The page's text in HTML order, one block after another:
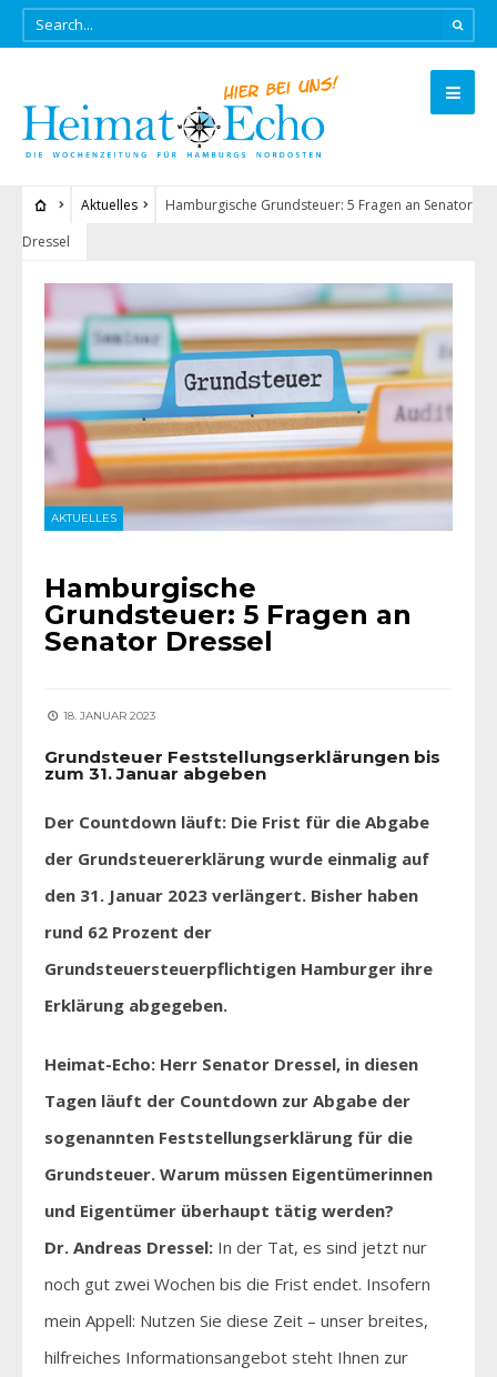
Aktuelles
Hamburgische Grundsteuer: 5 Fragen an Senator
Dressel
AKTUELLES
Hamburgische
Grundsteuer: 5 Fragen an
Senator Dressel
18. JANUAR 2023
Grundsteuer Feststellungserklärungen bis
zum 31. Januar abgeben
Der Countdown läuft: Die Frist für die Abgabe
der Grundsteuererklärung wurde einmalig auf
den 31. Januar 2023 verlängert. Bisher haben
rund 62 Prozent der
Grundsteuersteuerpflichtigen Hamburger ihre
Erklärung abgegeben.
Heimat-Echo: Herr Senator Dressel, in diesen
Tagen läuft der Countdown zur Abgabe der
sogenannten Feststellungserklärung für die
Grundsteuer. Warum müssen Eigentümerinnen
und Eigentümer überhaupt tätig werden?
Dr. Andreas Dressel: In der Tat, es sind jetzt nur
noch gut zwei Wochen bis die Frist endet. Insofern
mein Appell: Nutzen Sie diese Zeit – unser breites,
hilfreiches Informationsangebot steht Ihnen zur